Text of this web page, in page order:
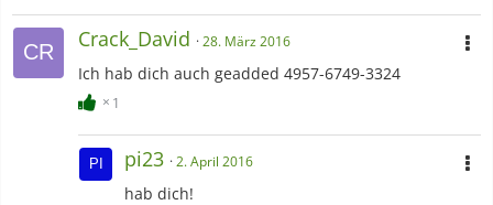
Crack_David 28. März 2016
Ich hab dich auch geadded 4957-6749-3324
1
pi23 2. April 2016
hab dich!